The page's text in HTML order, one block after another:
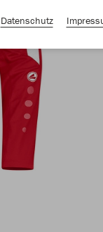
Datenschutz